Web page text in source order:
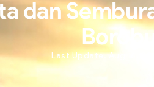
dan
Last Update. Aug 16,